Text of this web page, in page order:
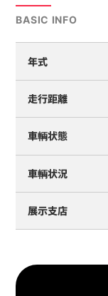
BASIC INFO
年式
走行距離
車輌状態
車輌状況
展示支店